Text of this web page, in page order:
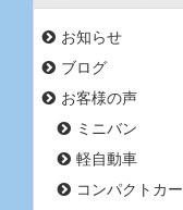
お知らせ
ブログ
お客様の声
ミニバン
軽自動車
コンパクトカー